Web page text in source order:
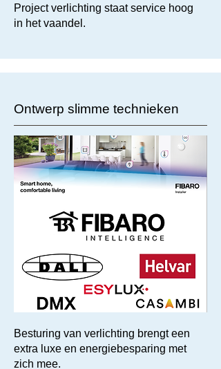
Project verlichting staat service hoog
in het vaandel.
Ontwerp slimme technieken
Besturing van verlichting brengt een
extra luxe en energiebesparing met
zich mee.